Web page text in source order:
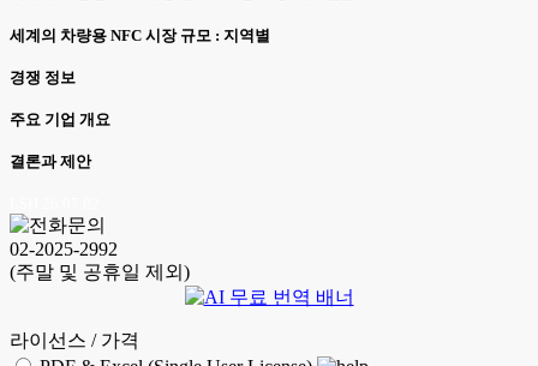
세계의 차량용 NFC 시장 규모 : 지역별
경쟁 정보
주요 기업 개요
결론과 제안
02-2025-2992
(주말 및 공휴일 제외)
라이선스 / 가격